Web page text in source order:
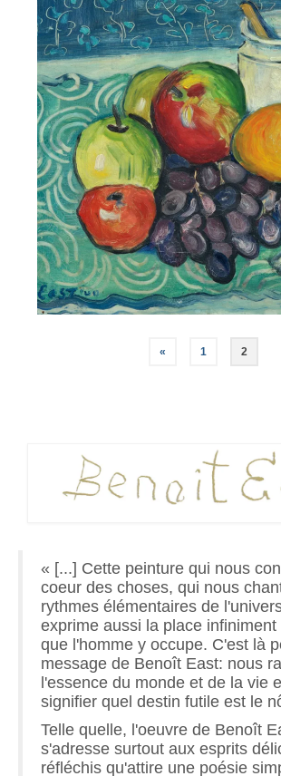
« 1 2
« [...] Cette peinture qui nous
coeur des choses, qui nous
rythmes élémentaires de
exprime aussi la place infiniment
que l'homme y occupe. C'est là
message de Benoît East: nous
l'essence du monde et de la vie
signifier quel destin futile est le
Telle quelle, l'oeuvre de Benoît
s'adresse surtout aux esprits
réfléchis qu'attire une poésie